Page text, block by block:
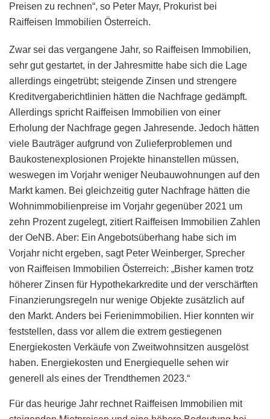
Preisen zu rechnen“, so Peter Mayr, Prokurist bei
Raiffeisen Immobilien Österreich.
Zwar sei das vergangene Jahr, so Raiffeisen Immobilien,
sehr gut gestartet, in der Jahresmitte habe sich die Lage
allerdings eingetrübt; steigende Zinsen und strengere
Kreditvergaberichtlinien hätten die Nachfrage gedämpft.
Allerdings spricht Raiffeisen Immobilien von einer
Erholung der Nachfrage gegen Jahresende. Jedoch hätten
viele Bauträger aufgrund von Zulieferproblemen und
Baukostenexplosionen Projekte hinanstellen müssen,
weswegen im Vorjahr weniger Neubauwohnungen auf den
Markt kamen. Bei gleichzeitig guter Nachfrage hätten die
Wohnimmobilienpreise im Vorjahr gegenüber 2021 um
zehn Prozent zugelegt, zitiert Raiffeisen Immobilien Zahlen
der OeNB. Aber: Ein Angebotsüberhang habe sich im
Vorjahr nicht ergeben, sagt Peter Weinberger, Sprecher
von Raiffeisen Immobilien Österreich: „Bisher kamen trotz
höherer Zinsen für Hypothekarkredite und der verschärften
Finanzierungsregeln nur wenige Objekte zusätzlich auf
den Markt. Anders bei Ferienimmobilien. Hier konnten wir
feststellen, dass vor allem die extrem gestiegenen
Energiekosten Verkäufe von Zweitwohnsitzen ausgelöst
haben. Energiekosten und Energiequelle sehen wir
generell als eines der Trendthemen 2023.“
Für das heurige Jahr rechnet Raiffeisen Immobilien mit